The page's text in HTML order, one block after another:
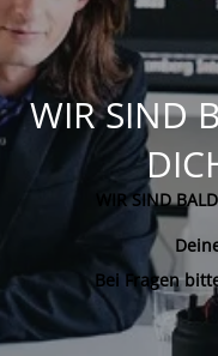
WIR SIND
WIR SIND
Bei Fragen